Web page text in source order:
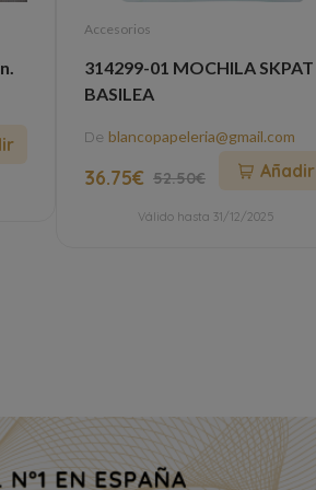
Accesorios
314299-01 MOCHILA SKPAT
BASILEA
De blancopapeleria@gmail.com
36.75€ 52.50€ Añadir
Válido hasta 31/12/2025